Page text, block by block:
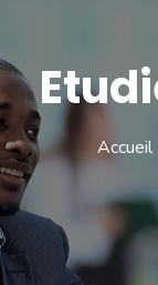
Accueil